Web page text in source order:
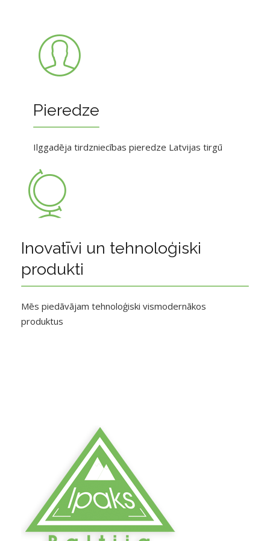
Pieredze
Ilggadēja tirdzniecības pieredze Latvijas tirgū
Inovatīvi un tehnoloģiski
produkti
Mēs piedāvājam tehnoloģiski vismodernākos
produktus